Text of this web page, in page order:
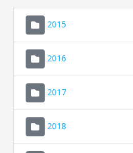
2015
2016
2017
2018